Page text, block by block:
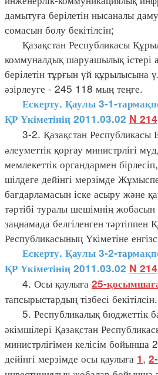
дамытуға берілетін нысаналы
сомасын бөлу бекітілсін;
Қазақстан Республикасы
коммуналдық шаруашылық істері
берілетін тұрғын үй құрылысына
әзірлеуге - 245 118 мың теңге.
Ескерту. Қаулы 3-1-
ҚР Үкіметінің 2011.03.02 N 214
3-2. Қазақстан Республикасы
әлеуметтік қорғау министрлігі
мемлекеттік органдармен
шілдеге дейінгі мерзімде
бағдарламасын іске асыру және
тәртібі туралы шешімнің жобасын
заңнамада белгіленген тәртіппен
Республикасының Үкіметіне
Ескерту. Қаулы 3-2-
ҚР Үкіметінің 2011.03.02 N 214
4. Осы қаулыға 25-
тапсырыстардың тізбесі бекітілсін.
5. Республикалық бюджеттік
әкімшілері Қазақстан
министрлігімен келісім
дейінгі мерзімде осы қаулыға 1,